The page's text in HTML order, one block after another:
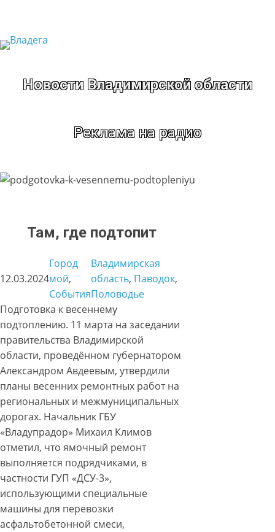
содержимому
Новости Владимирской области
Реклама на радио
Там, где подтопит
12.03.2024
Город
мой
События
Владимирская
область, Паводок
Половодье
Подготовка к весеннему
подтоплению. 11 марта на заседании
правительства Владимирской
области, проведённом губернатором
Александром Авдеевым, утвердили
планы весенних ремонтных работ на
региональных и межмуниципальных
дорогах. Начальник ГБУ
«Владупрадор» Михаил Климов
отметил, что ямочный ремонт
выполняется подрядчиками, в
частности ГУП «ДСУ-3»,
использующими специальные
машины для перевозки
асфальтобетонной смеси,